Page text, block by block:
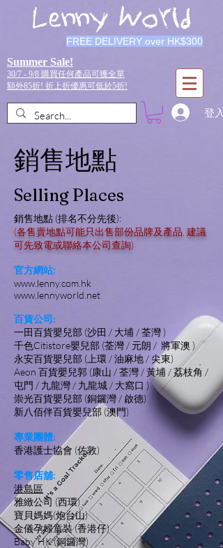
Lenny World
FREE DELIVERY over HK$300
Summer Sale!
30/7 - 9/8 購買任何產品可獲全單
額外85折! 折上折優惠可低於5折!
登入
銷售地點
Selling Places
銷售地點 (排名不分先後):
(各售賣地點可能只出售部份品牌及產品, 建議
可先致電或聯絡本公司查詢)
官方網站:
www.lenny.com.hk
www.lennyworld.net
百貨公司:
一田百貨嬰兒部 (沙田 / 大埔 / 荃灣 )
千色Citistore嬰兒部 (荃灣 / 元朗 / 將軍澳 )
永安百貨嬰兒部 (上環 / 油麻地 / 尖東)
Aeon 百貨嬰兒郭 (康山 / 荃灣 / 黃埔 / 荔枝角 /
屯門 / 九龍灣 / 九龍城 / 大窩口 )
​崇光百貨嬰兒部 (銅鑼灣 / 啟德)
新八佰伴百貨嬰兒部 (澳門)
專業團體:
香港護士協會 (佐敦)
零售店舖:
港島區
雅緻公司 (西環)
寶貝媽媽(炮台山)
金儀孕婦童裝 (香港仔)
Baby HK (銅鑼灣)